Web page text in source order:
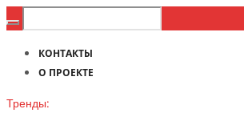
КОНТАКТЫ
О ПРОЕКТЕ
Тренды: